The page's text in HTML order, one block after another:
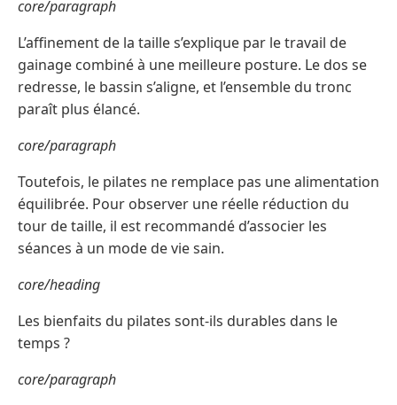
core/paragraph
L’affinement de la taille s’explique par le travail de
gainage combiné à une meilleure posture. Le dos se
redresse, le bassin s’aligne, et l’ensemble du tronc
paraît plus élancé.
core/paragraph
Toutefois, le pilates ne remplace pas une alimentation
équilibrée. Pour observer une réelle réduction du
tour de taille, il est recommandé d’associer les
séances à un mode de vie sain.
core/heading
Les bienfaits du pilates sont-ils durables dans le
temps ?
core/paragraph